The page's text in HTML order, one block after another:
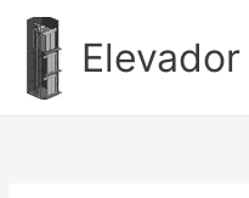
contenido